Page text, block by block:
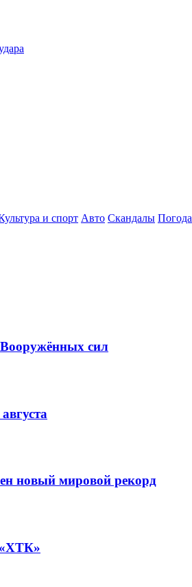
и спорт Авто Скандалы Погода
сил
новый мировой рекорд
«ХТК»